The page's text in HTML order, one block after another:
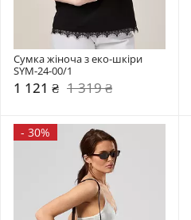
Сумка жіноча з еко-шкіри
SYM-24-00/1
1 121 ₴ 1 319 ₴
- 30%